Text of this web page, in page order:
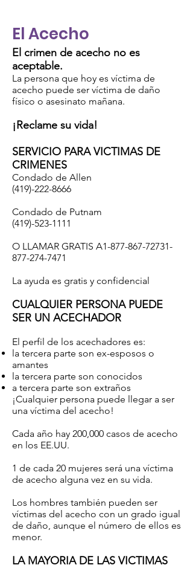
El Acecho
El crimen de acecho no es
aceptable.
La persona que hoy es víctima de
acecho puede ser víctima de daño
físico o asesinato mañana.
¡Reclame su vida!
SERVICIO PARA VICTIMAS DE
CRIMENES
Condado de Allen
(419)-222-8666
Condado de Putnam
(419)-523-1111
O LLAMAR GRATIS A1-877-867-72731-
877-274-7471
La ayuda es gratis y confidencial
CUALQUIER PERSONA PUEDE
SER UN ACECHADOR
El perfil de los acechadores es:
la tercera parte son ex-esposos o
amantes
la tercera parte son conocidos
a tercera parte son extraños
¡Cualquier persona puede llegar a ser
una víctima del acecho!
Cada año hay 200,000 casos de acecho
en los EE.UU.
1 de cada 20 mujeres será una víctima
de acecho alguna vez en su vida.
Los hombres también pueden ser
víctimas del acecho con un grado igual
de daño, aunque el número de ellos es
menor.
LA MAYORIA DE LAS VICTIMAS